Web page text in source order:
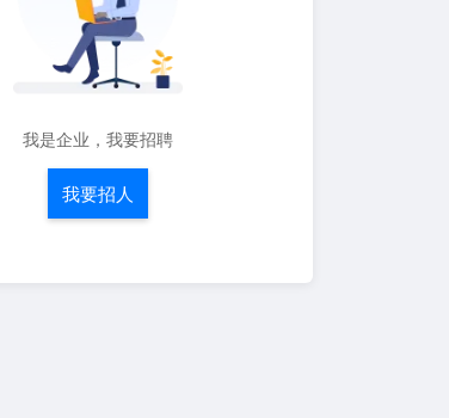
我是企业，我要招聘
我要招人